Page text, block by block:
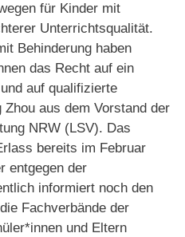
für Kinder mit
Unterrichtsqualität.
Behinderung haben
das Recht auf ein
auf qualifizierte
Zhou aus dem Vorstand der
NRW (LSV). Das
bereits im Februar
entgegen der
informiert noch den
Fachverbände der
und Eltern